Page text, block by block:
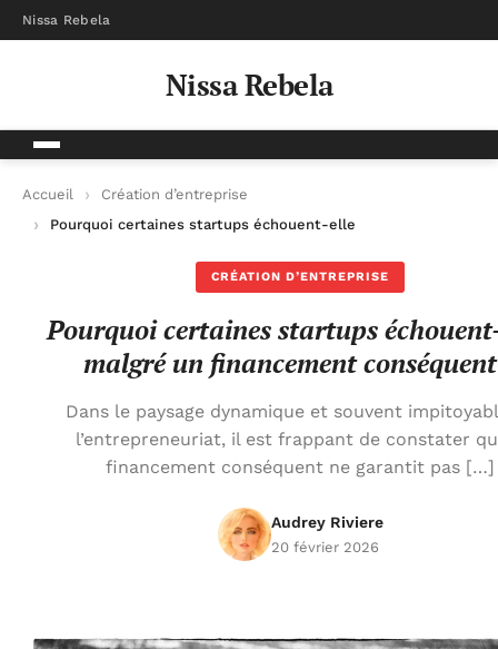
Nissa Rebela
Nissa Rebela
Accueil
Création d’entreprise
Pourquoi certaines startups échouent-elles malgré un
CRÉATION D’ENTREPRISE
Pourquoi certaines startups
malgré un financement
Dans le paysage dynamique et souvent
l’entrepreneuriat, il est frappant de constater
financement conséquent ne garantit pas […]
Audrey Riviere
20 février 2026